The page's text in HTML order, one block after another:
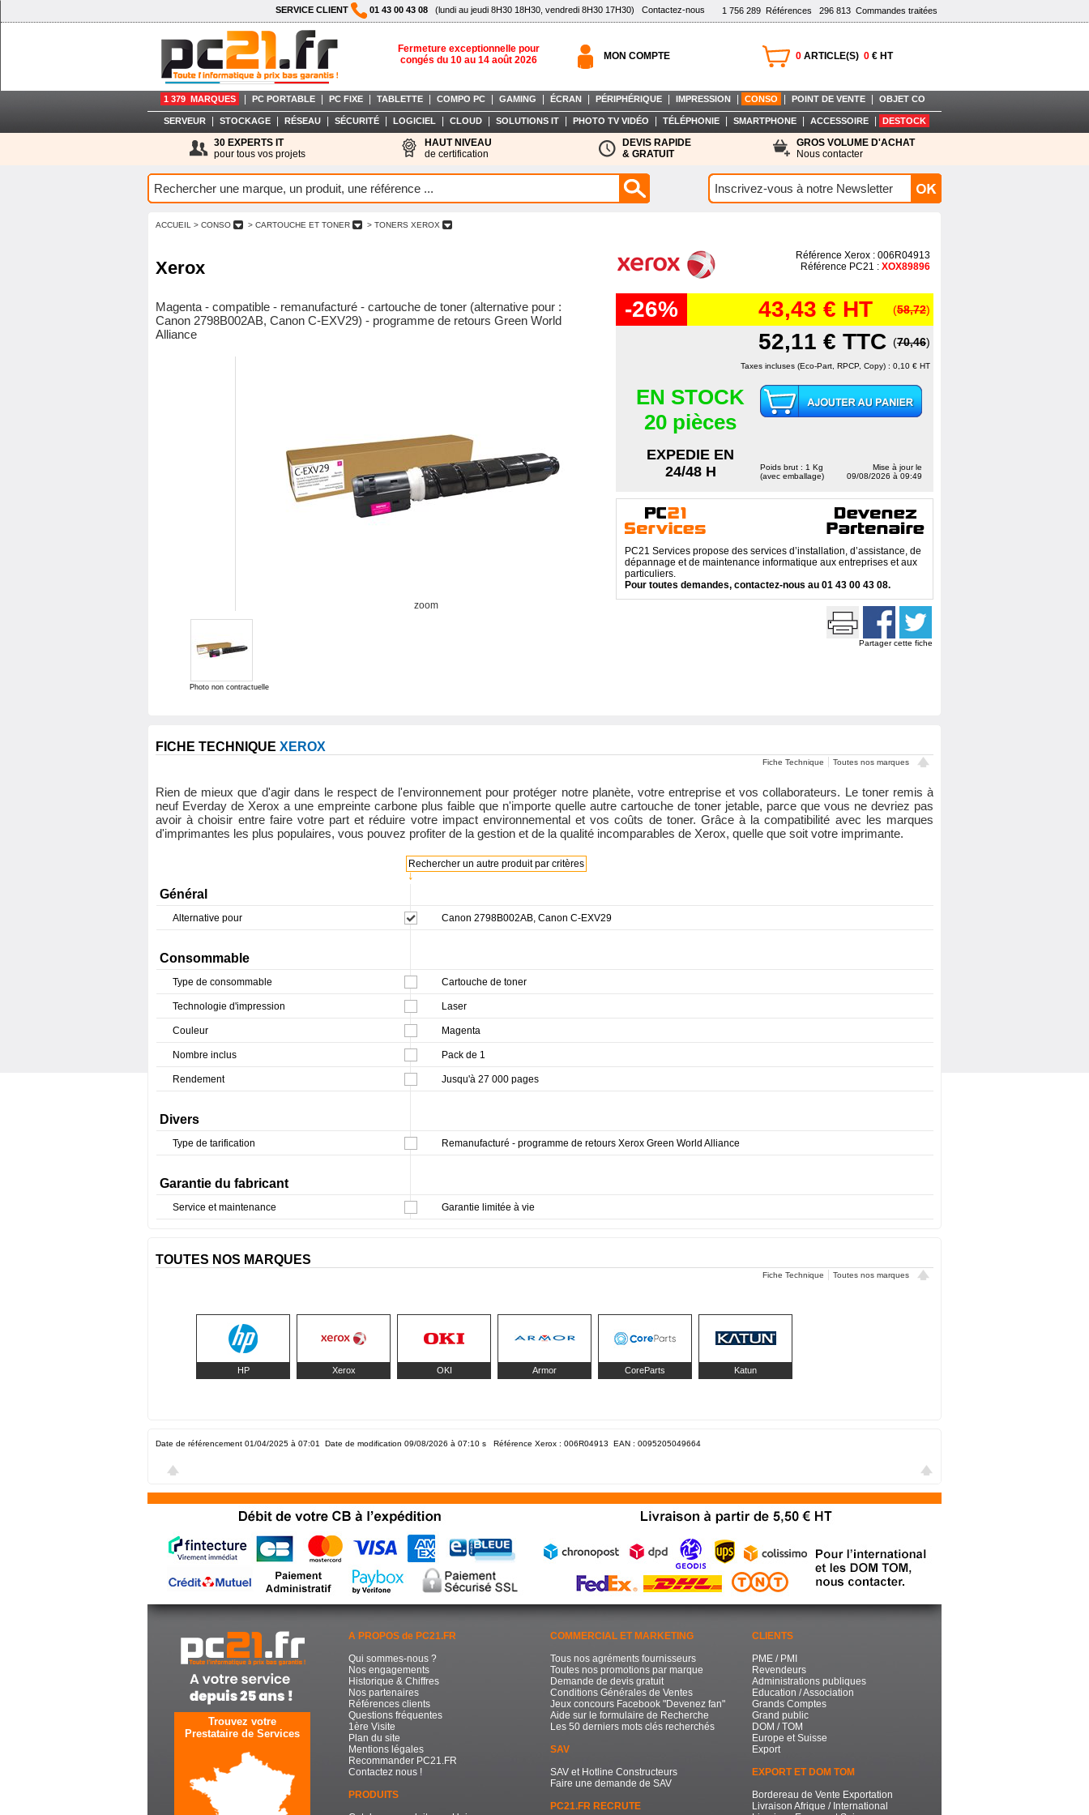
1 756 289 Références 296 813 Commandes traitées
SERVICE CLIENT 01 43 00 43 08 (lundi au jeudi 8H30 18H30, vendredi 8H30 17H30) Contactez-nous
Fermeture exceptionnelle pour
congés du 10 au 14 août 2026
0 ARTICLE(S) 0 € HT
MON COMPTE
1 379 MARQUES PC PORTABLE PC FIXE TABLETTE COMPO PC GAMING ÉCRAN PÉRIPHÉRIQUE IMPRESSION CONSO POINT DE VENTE OBJET CO
SERVEUR STOCKAGE RÉSEAU SÉCURITÉ LOGICIEL CLOUD SOLUTIONS IT PHOTO TV VIDÉO TÉLÉPHONIE SMARTPHONE ACCESSOIRE DESTOCK
30 EXPERTS IT
pour tous vos projets
HAUT NIVEAU
de certification
DEVIS RAPIDE
& GRATUIT
GROS VOLUME D'ACHAT
Nous contacter
ACCUEIL > CONSO > CARTOUCHE ET TONER > TONERS XEROX
Xerox
Magenta - compatible - remanufacturé - cartouche de toner (alternative pour :
Canon 2798B002AB, Canon C-EXV29) - programme de retours Green World
Alliance
zoom
Photo non contractuelle
Référence Xerox : 006R04913
Référence PC21 : XOX89896
-26% 43,43 € HT (58,72)
52,11 € TTC (70,46)
Taxes incluses (Eco-Part, RPCP, Copy) : 0,10 € HT
EN STOCK
20 pièces
EXPEDIE EN
24/48 H
Poids brut : 1 Kg
(avec emballage)
Mise à jour le
09/08/2026 à 09:49
PC21 Services propose des services d’installation, d’assistance, de
dépannage et de maintenance informatique aux entreprises et aux
particuliers.
Pour toutes demandes, contactez-nous au 01 43 00 43 08.
Partager cette fiche
FICHE TECHNIQUE XEROX
Fiche Technique Toutes nos marques
Rien de mieux que d'agir dans le respect de l'environnement pour protéger notre planète, votre entreprise et vos collaborateurs. Le toner remis à
neuf Everday de Xerox a une empreinte carbone plus faible que n'importe quelle autre cartouche de toner jetable, parce que vous ne devriez pas
avoir à choisir entre faire votre part et réduire votre impact environnemental et vos coûts de toner. Grâce à la compatibilité avec les marques
d'imprimantes les plus populaires, vous pouvez profiter de la gestion et de la qualité incomparables de Xerox, quelle que soit votre imprimante.
↓
Rechercher un autre produit par critères
Général
Alternative pour Canon 2798B002AB, Canon C-EXV29
Consommable
Type de consommable Cartouche de toner
Technologie d'impression Laser
Couleur Magenta
Nombre inclus Pack de 1
Rendement Jusqu'à 27 000 pages
Divers
Type de tarification Remanufacturé - programme de retours Xerox Green World Alliance
Garantie du fabricant
Service et maintenance Garantie limitée à vie
TOUTES NOS MARQUES
Fiche Technique Toutes nos marques
HP Xerox OKI Armor CoreParts Katun
Date de référencement 01/04/2025 à 07:01 Date de modification 09/08/2026 à 07:10 s Référence Xerox : 006R04913 EAN : 0095205049664
Trouvez votre
Prestataire de Services
A PROPOS de PC21.FR
Qui sommes-nous ?
Nos engagements
Historique & Chiffres
Nos partenaires
Références clients
Questions fréquentes
1ère Visite
Plan du site
Mentions légales
Recommander PC21.FR
Contactez nous !
PRODUITS
COMMERCIAL ET MARKETING
Tous nos agréments fournisseurs
Toutes nos promotions par marque
Demande de devis gratuit
Conditions Générales de Ventes
Jeux concours Facebook "Devenez fan"
Aide sur le formulaire de Recherche
Les 50 derniers mots clés recherchés
SAV
SAV et Hotline Constructeurs
Faire une demande de SAV
PC21.FR RECRUTE
CLIENTS
PME / PMI
Revendeurs
Administrations publiques
Education / Association
Grands Comptes
Grand public
DOM / TOM
Europe et Suisse
Export
EXPORT ET DOM TOM
Bordereau de Vente Exportation
Livraison Afrique / International